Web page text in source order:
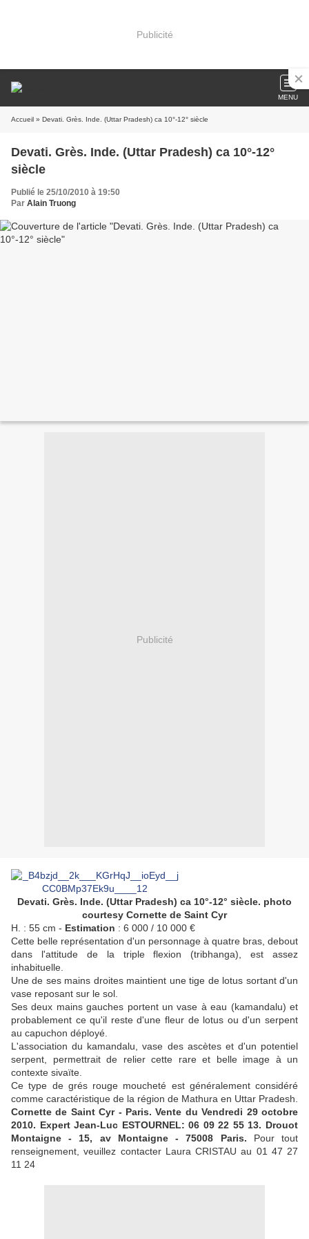
Publicité
MENU
Accueil » Devati. Grès. Inde. (Uttar Pradesh) ca 10°-12° siècle
Devati. Grès. Inde. (Uttar Pradesh) ca 10°-12°
siècle
Publié le 25/10/2010 à 19:50
Par Alain Truong
Publicité
Devati. Grès. Inde. (Uttar Pradesh) ca 10°-12° siècle. photo
courtesy Cornette de Saint Cyr
H. : 55 cm - Estimation : 6 000 / 10 000 €
Cette belle représentation d'un personnage à quatre bras, debout
dans l'attitude de la triple flexion (tribhanga), est assez
inhabituelle.
Une de ses mains droites maintient une tige de lotus sortant d'un
vase reposant sur le sol.
Ses deux mains gauches portent un vase à eau (kamandalu) et
probablement ce qu'il reste d'une fleur de lotus ou d'un serpent
au capuchon déployé.
L'association du kamandalu, vase des ascètes et d'un potentiel
serpent, permettrait de relier cette rare et belle image à un
contexte sivaïte.
Ce type de grés rouge moucheté est généralement considéré
comme caractéristique de la région de Mathura en Uttar Pradesh.
Cornette de Saint Cyr - Paris. Vente du Vendredi 29 octobre
2010. Expert Jean-Luc ESTOURNEL: 06 09 22 55 13. Drouot
Montaigne - 15, av Montaigne - 75008 Paris. Pour tout
renseignement, veuillez contacter Laura CRISTAU au 01 47 27
11 24